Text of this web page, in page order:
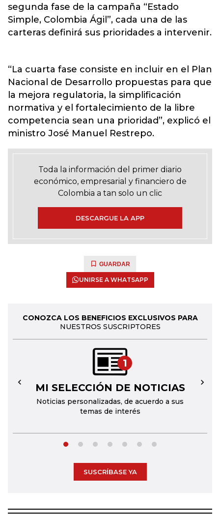
segunda fase de la campaña “Estado
Simple, Colombia Ágil”, cada una de las
carteras definirá sus prioridades a intervenir.
“La cuarta fase consiste en incluir en el Plan
Nacional de Desarrollo propuestas para que
la mejora regulatoria, la simplificación
normativa y el fortalecimiento de la libre
competencia sean una prioridad”, explicó el
ministro José Manuel Restrepo.
Toda la información del primer diario
económico, empresarial y financiero de
Colombia a tan solo un clic
DESCARGUE LA APP
GUARDAR
UNIRSE A WHATSAPP
CONOZCA LOS BENEFICIOS EXCLUSIVOS PARA
NUESTROS SUSCRIPTORES
1
MI SELECCIÓN DE NOTICIAS
Noticias personalizadas, de acuerdo a sus
temas de interés
← →
SUSCRÍBASE YA